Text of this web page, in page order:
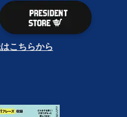
こちらから